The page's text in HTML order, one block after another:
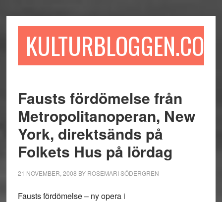
till
till
sidofältet
till
KULTURBLOGGEN.COM
Fausts fördömelse från
Metropolitanoperan, New
York, direktsänds på
Folkets Hus på lördag
21 NOVEMBER, 2008 BY ROSEMARI SÖDERGREN
Fausts fördömelse – ny opera i